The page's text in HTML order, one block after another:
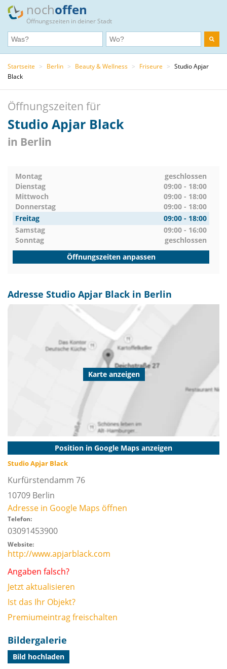
nochoffen
Öffnungszeiten in deiner Stadt
Startseite > Berlin > Beauty & Wellness > Friseure > Studio Apjar
Black
Öffnungszeiten für
Studio Apjar Black
in Berlin
Montag
geschlossen
Dienstag
09:00 - 18:00
Mittwoch
09:00 - 18:00
Donnerstag
09:00 - 18:00
Freitag
09:00 - 18:00
Samstag
09:00 - 16:00
Sonntag
geschlossen
Öffnungszeiten anpassen
Adresse Studio Apjar Black in Berlin
Karte anzeigen
Position in Google Maps anzeigen
Studio Apjar Black
Kurfürstendamm 76
10709 Berlin
Adresse in Google Maps öffnen
Telefon:
03091453900
Website:
http://www.apjarblack.com
Angaben falsch?
Jetzt aktualisieren
Ist das Ihr Objekt?
Premiumeintrag freischalten
Bildergalerie
Bild hochladen